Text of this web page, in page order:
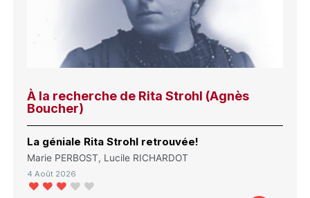
À la recherche de Rita Strohl (Agnès
Boucher)
La géniale Rita Strohl retrouvée!
Marie PERBOST, Lucile RICHARDOT
4 Août 2026